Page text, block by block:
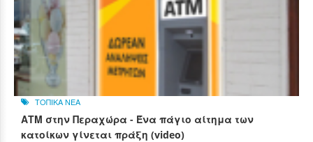
ΤΟΠΙΚΑ ΝΕΑ
ΑΤΜ στην Περαχώρα - Ένα πάγιο αίτημα των
κατοίκων γίνεται πράξη (video)